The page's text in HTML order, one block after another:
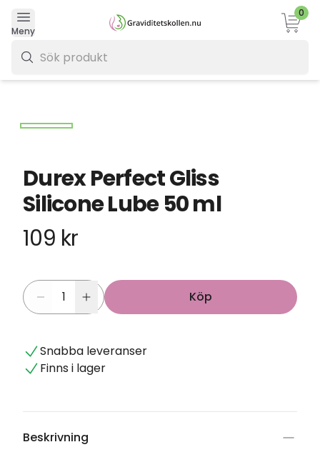
Meny
0
Durex Perfect Gliss
Silicone Lube 50 ml
109 kr
Köp
Snabba leveranser
Finns i lager
Beskrivning